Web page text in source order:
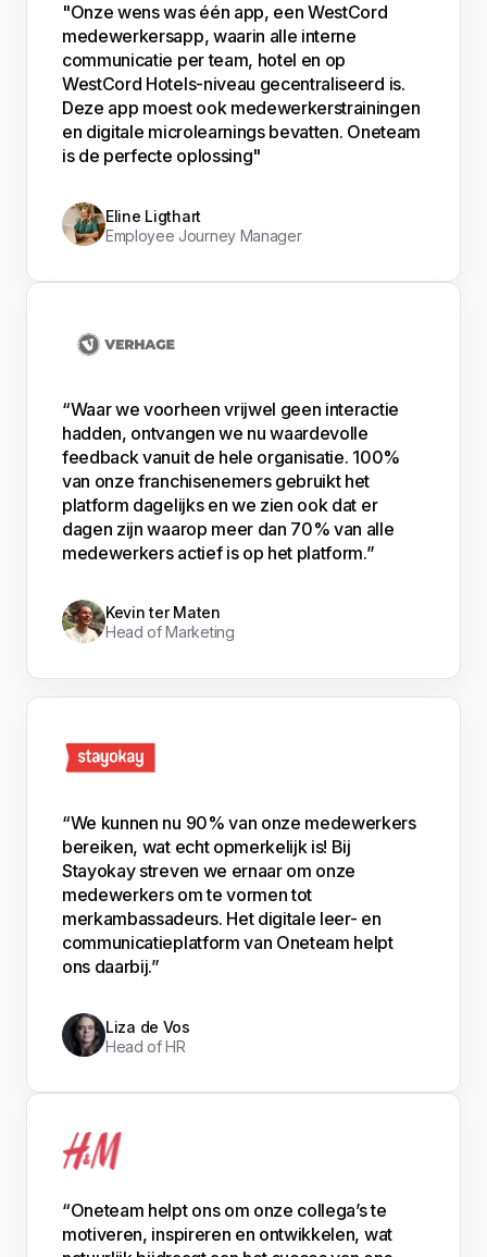
"Onze wens was één app, een WestCord
medewerkersapp, waarin alle interne
communicatie per team, hotel en op
WestCord Hotels-niveau gecentraliseerd is.
Deze app moest ook medewerkerstrainingen
en digitale microlearnings bevatten. Oneteam
is de perfecte oplossing"
Eline Ligthart
Employee Journey Manager
“Waar we voorheen vrijwel geen interactie
hadden, ontvangen we nu waardevolle
feedback vanuit de hele organisatie. 100%
van onze franchisenemers gebruikt het
platform dagelijks en we zien ook dat er
dagen zijn waarop meer dan 70% van alle
medewerkers actief is op het platform.”
Kevin ter Maten
Head of Marketing
“We kunnen nu 90% van onze medewerkers
bereiken, wat echt opmerkelijk is! Bij
Stayokay streven we ernaar om onze
medewerkers om te vormen tot
merkambassadeurs. Het digitale leer- en
communicatieplatform van Oneteam helpt
ons daarbij.”
Liza de Vos
Head of HR
“Oneteam helpt ons om onze collega’s te
motiveren, inspireren en ontwikkelen, wat